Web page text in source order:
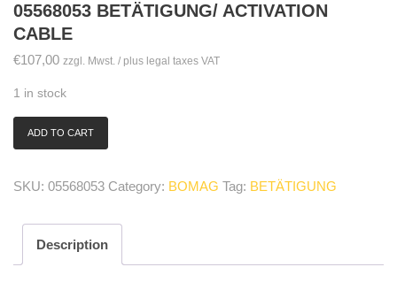
05568053 BETÄTIGUNG/ ACTIVATION
CABLE
€107,00 zzgl. Mwst. / plus legal taxes VAT
1 in stock
05568053
cable
ADD TO CART
SKU: 05568053 Category: BOMAG Tag: BETÄTIGUNG
Description